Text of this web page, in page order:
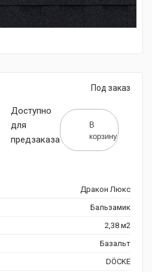
Под заказ
Доступно
для
предзаказа
В
корзину
Дракон Люкс
Бальзамик
2,38 м2
Базальт
DÖCKE